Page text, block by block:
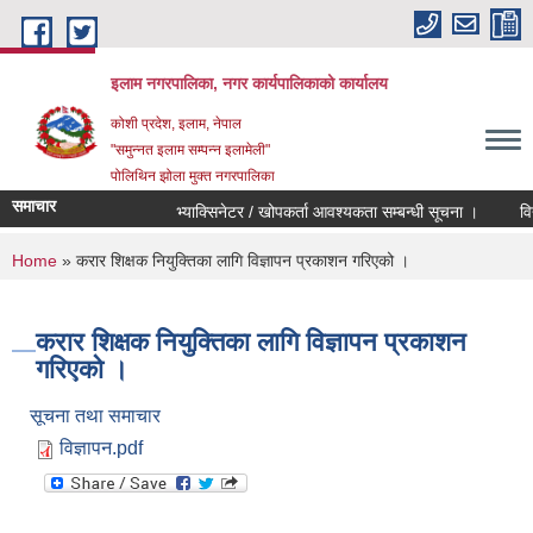
Skip to main content
इलाम नगरपालिका, नगर कार्यपालिकाको कार्यालय
कोशी प्रदेश, इलाम, नेपाल
"समुन्नत इलाम सम्पन्न इलामेली"
पोलिथिन झोला मुक्त नगरपालिका
समाचार भ्याक्सिनेटर / खोपकर्ता आवश्यकता सम्बन्धी सूचना ।
You are here
Home » करार शिक्षक नियुक्तिका लागि विज्ञापन प्रकाशन गरिएको ।
करार शिक्षक नियुक्तिका लागि विज्ञापन प्रकाशन
गरिएको ।
सूचना तथा समाचार
विज्ञापन.pdf